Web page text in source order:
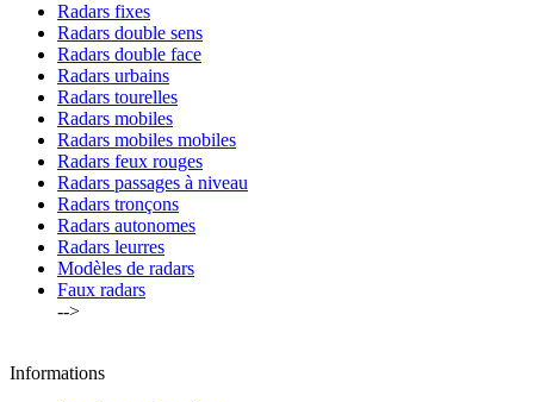
Radars fixes
Radars double sens
Radars double face
Radars urbains
Radars tourelles
Radars mobiles
Radars mobiles mobiles
Radars feux rouges
Radars passages à niveau
Radars tronçons
Radars autonomes
Radars leurres
Modèles de radars
Faux radars
-->
Informations